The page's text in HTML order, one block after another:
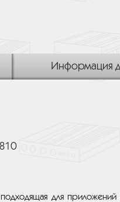
Информация
для